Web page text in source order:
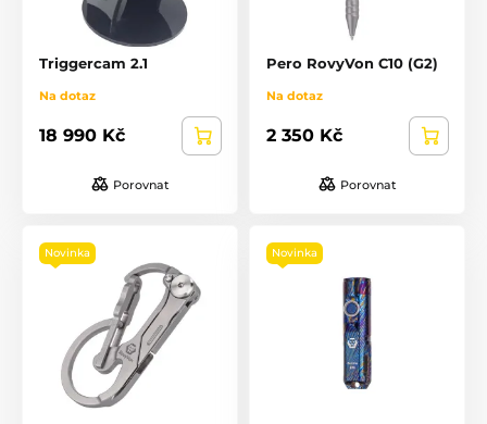
Triggercam 2.1
Na dotaz
18 990 Kč
Porovnat
Pero RovyVon C10 (G2)
Na dotaz
2 350 Kč
Porovnat
Novinka Novinka